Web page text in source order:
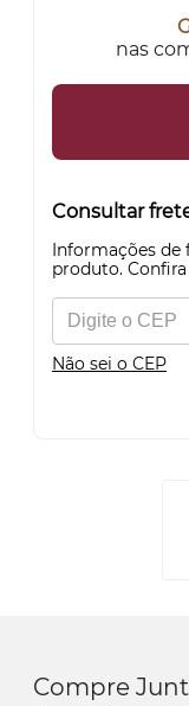
nas
Consultar
Informações de
produto.
Não sei o CEP
Compre